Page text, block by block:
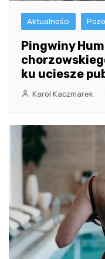
Aktualności
Pingwiny
ku uciesze
Karol Kaczmarek